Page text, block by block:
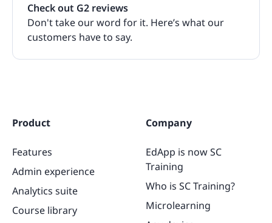
Check out G2 reviews
Don't take our word for it. Here’s what our
customers have to say.
Product
Features
Admin experience
Analytics suite
Course library
Company
EdApp is now SC
Training
Who is SC Training?
Microlearning